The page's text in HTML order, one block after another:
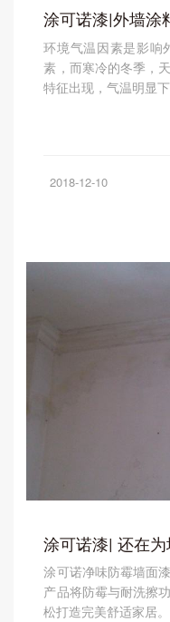
环境气温因素是影响
素，而寒冷的冬季，
特征出现，气温明显
2018-12-10
涂可诺净味防霉墙面
产品将防霉与耐洗擦
松打造完美舒适家居